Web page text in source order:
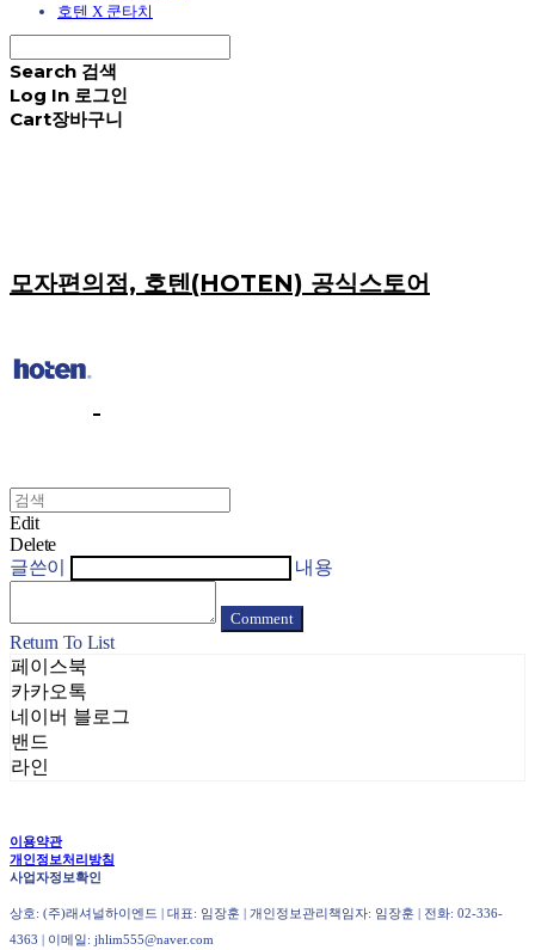
호텐 X 쿤타치
Search 검색
Log In 로그인
Cart장바구니
모자편의점, 호텐(HOTEN) 공식스토어
Edit
Delete
글쓴이
내용
Comment
Return To List
페이스북
카카오톡
네이버 블로그
밴드
라인
이용약관
개인정보처리방침
사업자정보확인
상호: (주)래셔널하이엔드 | 대표: 임장훈 | 개인정보관리책임자: 임장훈 | 전화: 02-336-
4363 | 이메일: jhlim555@naver.com